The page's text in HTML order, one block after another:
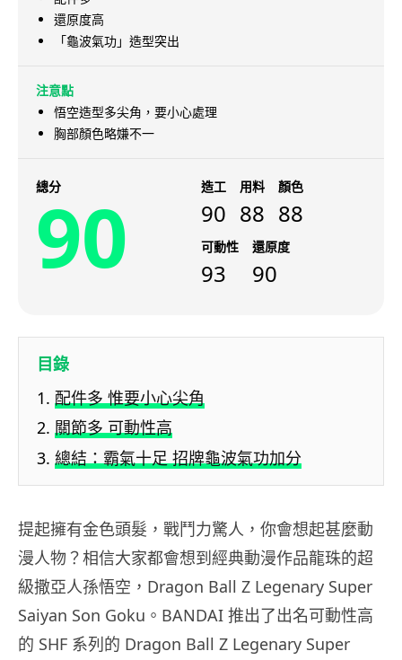
還原度高
「龜波氣功」造型突出
注意點
悟空造型多尖角，要小心處理
胸部顏色略嫌不一
總分
90 造工
90
用料
88
顏色
88
可動性
93
還原度
90
目錄
配件多 惟要小心尖角
關節多 可動性高
總結：霸氣十足 招牌龜波氣功加分
提起擁有金色頭髮，戰鬥力驚人，你會想起甚麼動
漫人物？相信大家都會想到經典動漫作品龍珠的超
級撒亞人孫悟空，Dragon Ball Z Legenary Super
Saiyan Son Goku。BANDAI 推出了出名可動性高
的 SHF 系列的 Dragon Ball Z Legenary Super